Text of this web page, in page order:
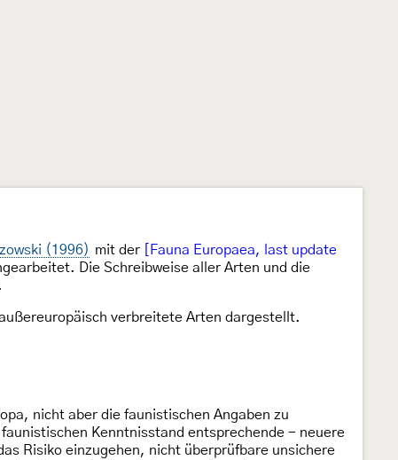
(1996) mit der
[Fauna Europaea, last update
Die Schreibweise aller Arten und die
verbreitete Arten dargestellt.
nicht aber die faunistischen Angaben zu
Kenntnisstand entsprechende - neuere
Risiko einzugehen, nicht überprüfbare unsichere